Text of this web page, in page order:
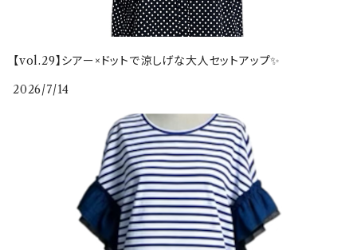
【vol.29】シアー×ドットで涼しげな大人セットアップ✨
2026/7/14